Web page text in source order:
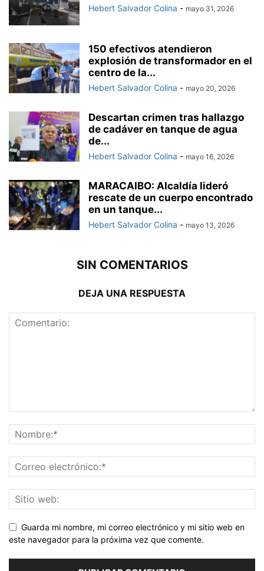
Hebert Salvador Colina - mayo 31, 2026
150 efectivos atendieron
explosión de transformador en el
centro de la...
Hebert Salvador Colina - mayo 20, 2026
Descartan crimen tras hallazgo
de cadáver en tanque de agua
de...
Hebert Salvador Colina - mayo 16, 2026
MARACAIBO: Alcaldía lideró
rescate de un cuerpo encontrado
en un tanque...
Hebert Salvador Colina - mayo 13, 2026
SIN COMENTARIOS
DEJA UNA RESPUESTA
Guarda mi nombre, mi correo electrónico y mi sitio web en
este navegador para la próxima vez que comente.